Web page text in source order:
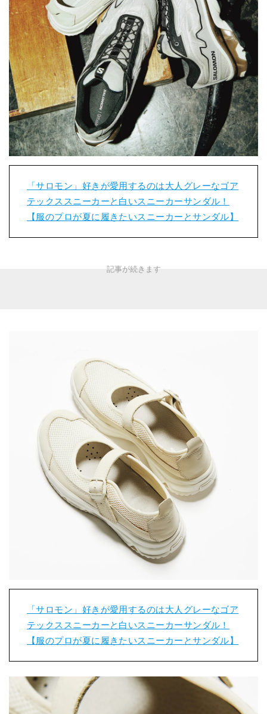
「サロモン」好きが愛用するのは大人グレーなゴア
テックススニーカーと白いスニーカーサンダル！
【服のプロが夏に履きたいスニーカーとサンダル】
「サロモン」好きが愛用するのは大人グレーなゴア
テックススニーカーと白いスニーカーサンダル！
【服のプロが夏に履きたいスニーカーとサンダル】